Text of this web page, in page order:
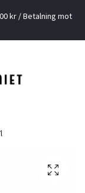
kr / Betalning mot